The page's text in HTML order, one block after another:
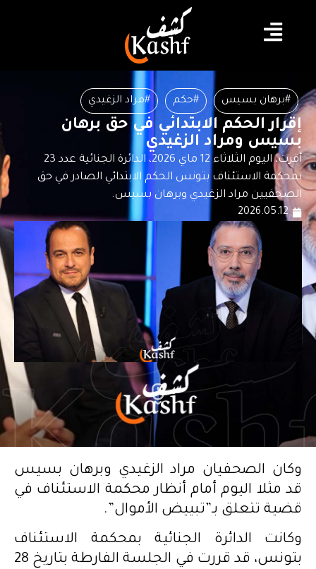
#برهان بسيس #حكم #مراد الزغيدي
إقرار الحكم الابتدائي في حق برهان
بسيس ومراد الزغيدي
أقرت، اليوم الثلاثاء 12 ماي 2026، الدائرة الجنائية عدد 23
بمحكمة الاستئناف بتونس الحكم الابتدائي الصادر في حق
الصحفيين مراد الزغيدي وبرهان بسيس.
2026.05.12
وكان الصحفيان مراد الزغيدي وبرهان بسيس
قد مثلا اليوم أمام أنظار محكمة الاستئناف في
قضية تتعلق بـ”تبييض الأموال”.
وكانت الدائرة الجنائية بمحكمة الاستئناف
بتونس، قد قررت في الجلسة الفارطة بتاريخ 28